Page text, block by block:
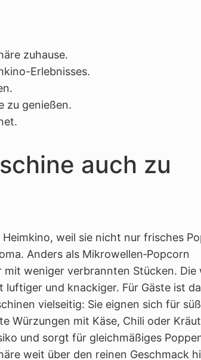
zuhause.
Erlebnisses.
zu genießen.
auch zu
weil sie nicht nur frisches
Anders als Mikrowellen‑Popcorn
weniger verbrannten Stücken. Die
und knackiger. Für Gäste ist
vielseitig: Sie eignen sich für
Würzungen mit Käse, Chili oder
und sorgt für gleichmäßiges
weit über den reinen Geschmack